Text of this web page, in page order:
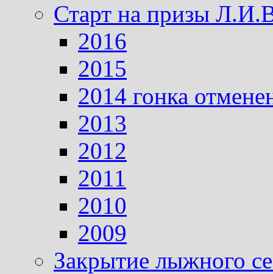
Старт на призы
2016
2015
2014 гонка
2013
2012
2011
2010
2009
Закрытие лыжного